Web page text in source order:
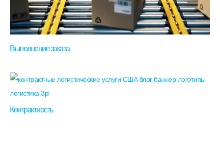
Выполнение заказа
Контрактность